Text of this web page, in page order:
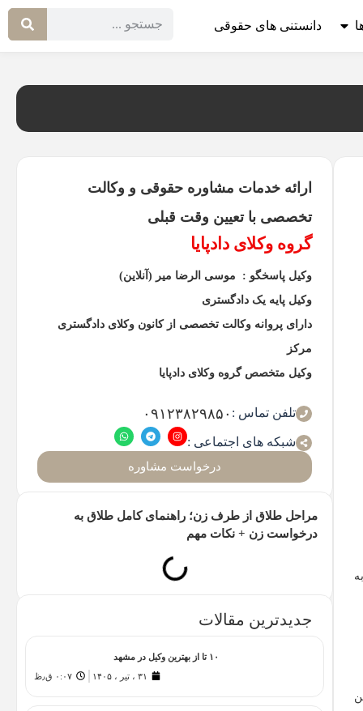
دانستنی های حقوقی
ارائه خدمات مشاوره حقوقی و وکالت
تخصصی با تعیین وقت قبلی
گروه وکلای دادپایا
وکیل پاسخگو : موسی الرضا میر (آنلاین)
وکیل پایه یک دادگستری
دارای پروانه وکالت تخصصی از کانون وکلای دادگستری
مرکز
وکیل متخصص گروه وکلای دادپایا
تلفن تماس : ۰۹۱۲۳۸۲۹۸۵۰
شبکه های اجتماعی :
درخواست مشاوره
مراحل طلاق از طرف زن؛ راهنمای کامل طلاق به
درخواست زن + نکات مهم
جدیدترین مقالات
۱۰ تا از بهترین وکیل در مشهد
۳۱ ، تیر ، ۱۴۰۵
۰:۰۷ ق٫ظ